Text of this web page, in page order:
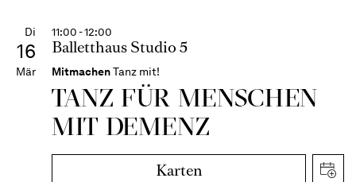
Di
16
Mär
11:00 - 12:00
Balletthaus Studio 5
MitmachenTanz mit!
TANZ FÜR MENSCHEN
MIT DEMENZ
Karten